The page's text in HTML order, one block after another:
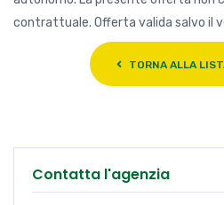
contrattuale. Offerta valida salvo il
TORNA ALLA
Contatta l'agenzia